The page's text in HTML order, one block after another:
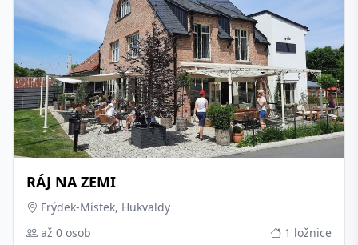
RÁJ NA ZEMI
Frýdek-Místek, Hukvaldy
až 0 osob
1 ložnice